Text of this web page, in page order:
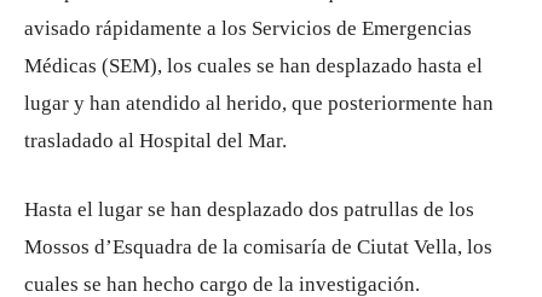
avisado rápidamente a los Servicios de Emergencias
Médicas (SEM), los cuales se han desplazado hasta el
lugar y han atendido al herido, que posteriormente han
trasladado al Hospital del Mar.
Hasta el lugar se han desplazado dos patrullas de los
Mossos d’Esquadra de la comisaría de Ciutat Vella, los
cuales se han hecho cargo de la investigación.